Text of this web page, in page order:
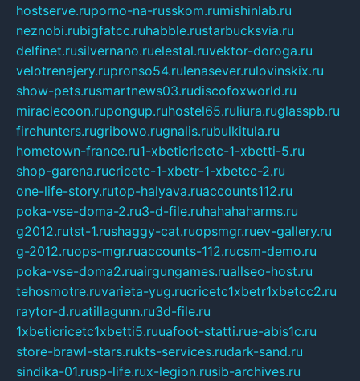
hostserve.ruporno-na-russkom.rumishinlab.ru
neznobi.rubigfatcc.ruhabble.rustarbucksvia.ru
delfinet.rusilvernano.ruelestal.ruvektor-doroga.ru
velotrenajery.rupronso54.rulenasever.rulovinskix.ru
show-pets.rusmartnews03.rudiscofoxworld.ru
miraclecoon.rupongup.ruhostel65.ruliura.ruglasspb.ru
firehunters.rugribowo.rugnalis.rubulkitula.ru
hometown-france.ru1-xbeticricetc-1-xbetti-5.ru
shop-garena.rucricetc-1-xbetr-1-xbetcc-2.ru
one-life-story.rutop-halyava.ruaccounts112.ru
poka-vse-doma-2.ru3-d-file.ruhahahaharms.ru
g2012.rutst-1.rushaggy-cat.ruopsmgr.ruev-gallery.ru
g-2012.ruops-mgr.ruaccounts-112.rucsm-demo.ru
poka-vse-doma2.ruairgungames.ruallseo-host.ru
tehosmotre.ruvarieta-yug.rucricetc1xbetr1xbetcc2.ru
raytor-d.ruatillagunn.ru3d-file.ru
1xbeticricetc1xbetti5.ruuafoot-statti.rue-abis1c.ru
store-brawl-stars.rukts-services.rudark-sand.ru
sindika-01.rusp-life.rux-legion.rusib-archives.ru